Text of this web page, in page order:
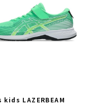
kids LAZERBEAM